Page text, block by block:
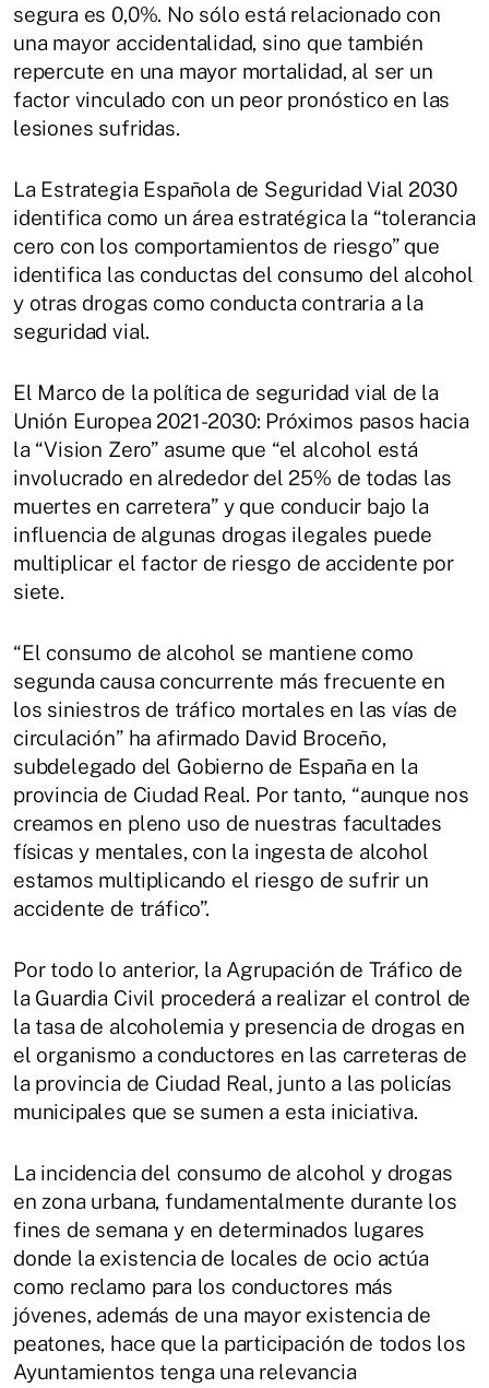
segura es 0,0%. No sólo está relacionado con
una mayor accidentalidad, sino que también
repercute en una mayor mortalidad, al ser un
factor vinculado con un peor pronóstico en las
lesiones sufridas.
La Estrategia Española de Seguridad Vial 2030
identifica como un área estratégica la “tolerancia
cero con los comportamientos de riesgo” que
identifica las conductas del consumo del alcohol
y otras drogas como conducta contraria a la
seguridad vial.
El Marco de la política de seguridad vial de la
Unión Europea 2021-2030: Próximos pasos hacia
la “Vision Zero” asume que “el alcohol está
involucrado en alrededor del 25% de todas las
muertes en carretera” y que conducir bajo la
influencia de algunas drogas ilegales puede
multiplicar el factor de riesgo de accidente por
siete.
“El consumo de alcohol se mantiene como
segunda causa concurrente más frecuente en
los siniestros de tráfico mortales en las vías de
circulación” ha afirmado David Broceño,
subdelegado del Gobierno de España en la
provincia de Ciudad Real. Por tanto, “aunque nos
creamos en pleno uso de nuestras facultades
físicas y mentales, con la ingesta de alcohol
estamos multiplicando el riesgo de sufrir un
accidente de tráfico”.
Por todo lo anterior, la Agrupación de Tráfico de
la Guardia Civil procederá a realizar el control de
la tasa de alcoholemia y presencia de drogas en
el organismo a conductores en las carreteras de
la provincia de Ciudad Real, junto a las policías
municipales que se sumen a esta iniciativa.
La incidencia del consumo de alcohol y drogas
en zona urbana, fundamentalmente durante los
fines de semana y en determinados lugares
donde la existencia de locales de ocio actúa
como reclamo para los conductores más
jóvenes, además de una mayor existencia de
peatones, hace que la participación de todos los
Ayuntamientos tenga una relevancia